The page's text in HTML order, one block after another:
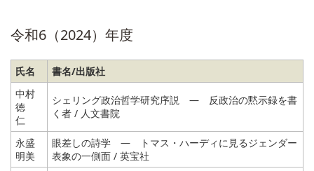
令和6（2024）年度
氏名
書名/出版社
中村
徳
仁
シェリング政治哲学研究序説 ― 反政治の黙示録を書
く者 / 人文書院
永盛
明美
眼差しの詩学 ― トマス・ハーディに見るジェンダー
表象の一側面 / 英宝社